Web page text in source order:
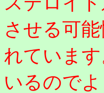
させる可
れていま
いるので